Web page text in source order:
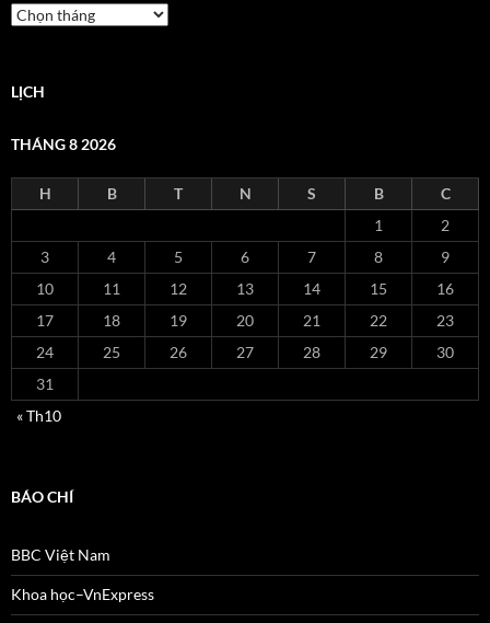
Lưu
trữ
LỊCH
THÁNG 8 2026
H B T N S B
C
1
2
3
4 5 6 7 8
9
10
11 12 13 14 15
16
17
18 19 20 21 22
23
24
25 26 27 28 29
30
31
« Th10
BÁO CHÍ
BBC Việt Nam
Khoa học–VnExpress